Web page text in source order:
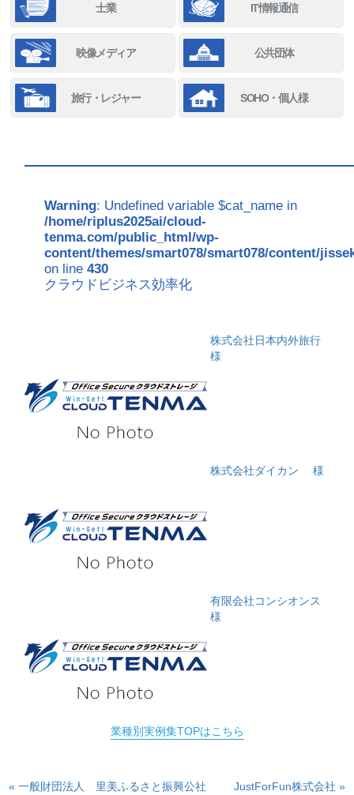
士業 IT情報通信
映像メディア 公共団体
旅行・レジャー SOHO・個人様
Warning: Undefined variable $cat_name in
/home/riplus2025ai/cloud-
tenma.com/public_html/wp-
content/themes/smart078/smart078/content/
on line430
クラウドビジネス効率化
株式会社日本内外旅行
様
株式会社ダイカン 様
有限会社コンシオンス
様
業種別実例集TOPはこちら
« 一般財団法人 里美ふるさと振興公社 JustForFun株式会社 »